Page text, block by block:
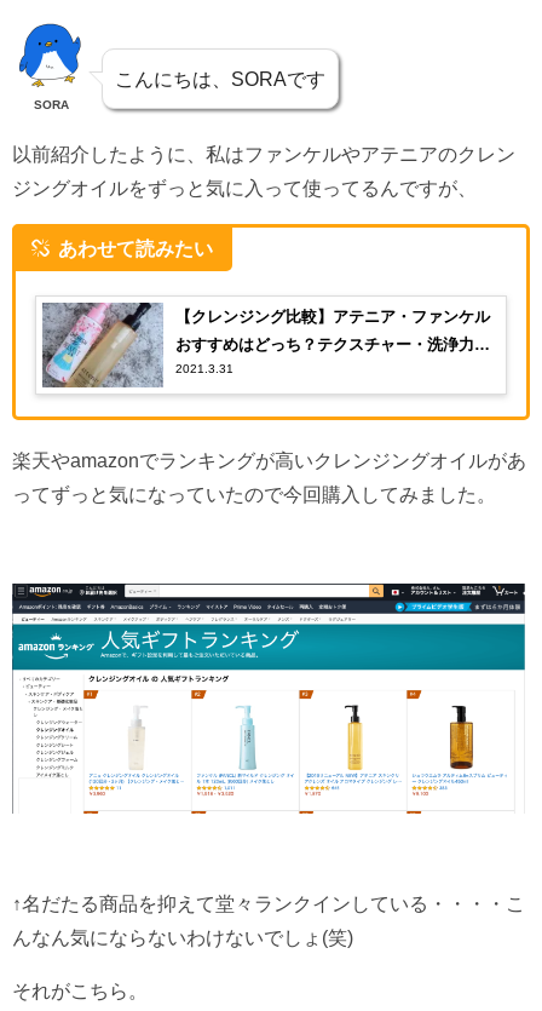
SORA
こんにちは、SORAです
以前紹介したように、私はファンケルやアテニアのクレン
ジングオイルをずっと気に入って使ってるんですが、
あわせて読みたい
【クレンジング比較】アテニア・ファンケル
おすすめはどっち？テクスチャー・洗浄力・
価格などを比べてみた
2021.3.31
楽天やamazonでランキングが高いクレンジングオイルがあ
ってずっと気になっていたので今回購入してみました。
↑名だたる商品を抑えて堂々ランクインしている・・・・こ
んなん気にならないわけないでしょ(笑)
それがこちら。